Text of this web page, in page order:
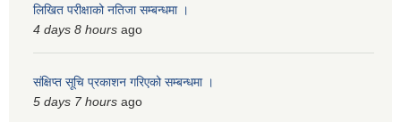
लिखित परीक्षाको नतिजा सम्बन्धमा ।
4 days 8 hours ago
संक्षिप्त सूचि प्रकाशन गरिएको सम्बन्धमा ।
5 days 7 hours ago